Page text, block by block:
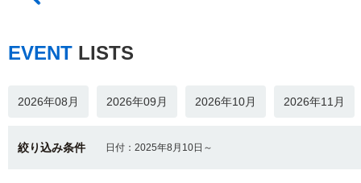
EVENT LISTS
2026年08月 2026年09月 2026年10月 2026年11月
絞り込み条件 日付：2025年8月10日～